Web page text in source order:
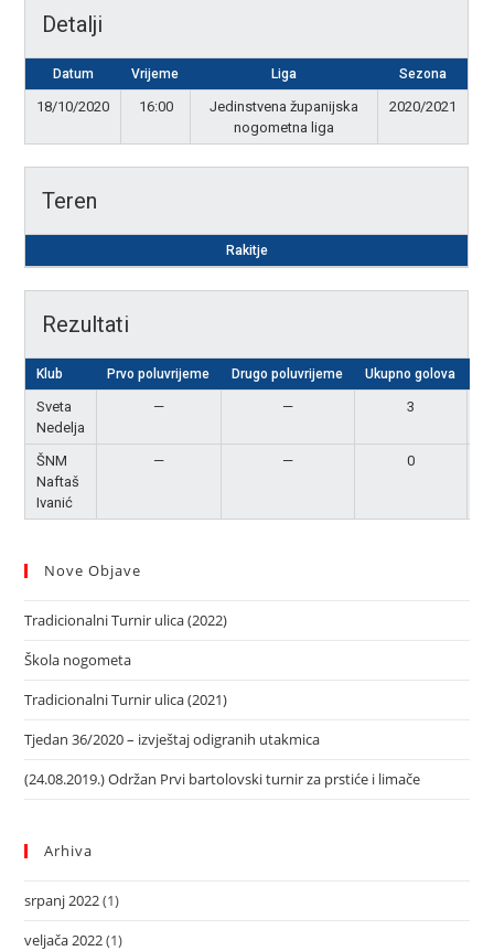
Detalji
Datum Vrijeme Liga Sezona
18/10/2020 16:00
Jedinstvena županijska
nogometna liga
2020/2021
Teren
Rakitje
Rezultati
Klub Prvo poluvrijeme Drugo poluvrijeme Ukupno golova
Sveta
Nedelja
— — 3
ŠNM
Naftaš
Ivanić
— — 0
Nove Objave
Tradicionalni Turnir ulica (2022)
Škola nogometa
Tradicionalni Turnir ulica (2021)
Tjedan 36/2020 – izvještaj odigranih utakmica
(24.08.2019.) Održan Prvi bartolovski turnir za prstiće i limače
Arhiva
srpanj 2022(1)
veljača 2022(1)